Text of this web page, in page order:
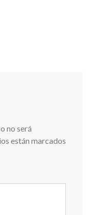
no será
están marcados